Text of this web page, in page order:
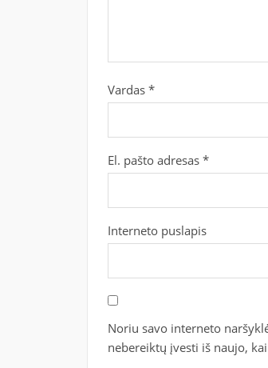
Vardas *
El. pašto adresas *
Interneto puslapis
Noriu savo interneto
nebereiktų įvesti iš naujo,